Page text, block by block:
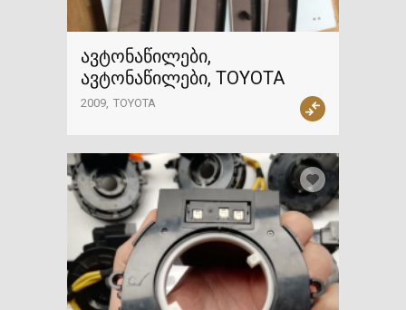
ავტონაწილები,
ავტონაწილები, TOYOTA
2009 TOYOTA